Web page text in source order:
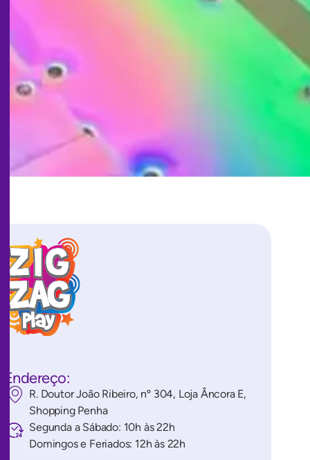
Endereço:
R. Doutor João Ribeiro, nº 304, Loja Âncora E,
Shopping Penha
Segunda a Sábado: 10h às 22h
Domingos e Feriados: 12h às 22h